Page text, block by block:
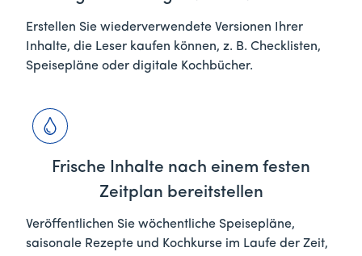
Erstellen Sie wiederverwendete Versionen Ihrer
Inhalte, die Leser kaufen können, z. B. Checklisten,
Speisepläne oder digitale Kochbücher.
Frische Inhalte nach einem festen
Zeitplan bereitstellen
Veröffentlichen Sie wöchentliche Speisepläne,
saisonale Rezepte und Kochkurse im Laufe der Zeit,